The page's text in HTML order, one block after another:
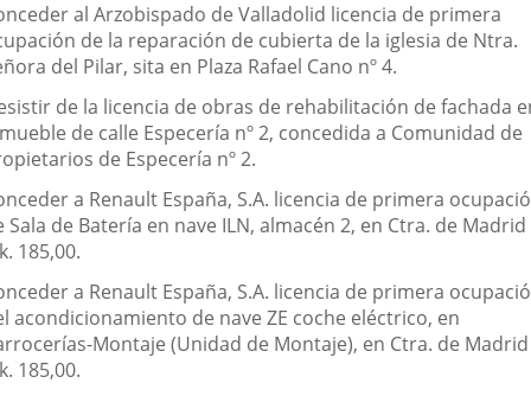
al Arzobispado de Valladolid licencia de primera
de la reparación de cubierta de la iglesia de Ntra.
del Pilar, sita en Plaza Rafael Cano nº 4.
de la licencia de obras de rehabilitación de fachada
de calle Especería nº 2, concedida a Comunidad de
de Especería nº 2.
a Renault España, S.A. licencia de primera
Sala de Batería en nave ILN, almacén 2, en Ctra. de Madrid
185,00.
a Renault España, S.A. licencia de primera
acondicionamiento de nave ZE coche eléctrico, en
Montaje (Unidad de Montaje), en Ctra. de Madrid
185,00.